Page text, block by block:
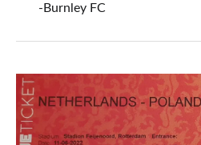
-Burnley FC